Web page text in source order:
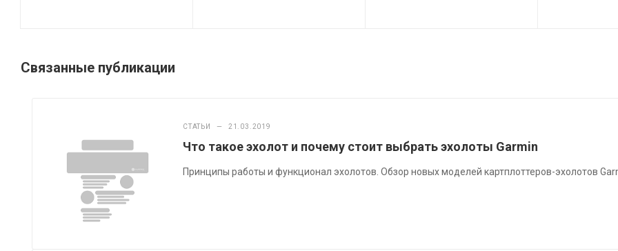
Связанные публикации
СТАТЬИ — 21.03.2019
Что такое эхолот и почему стоит выбрать эхолоты Garmin
Принципы работы и функционал эхолотов. Обзор новых моделей картплоттеров-эхолотов